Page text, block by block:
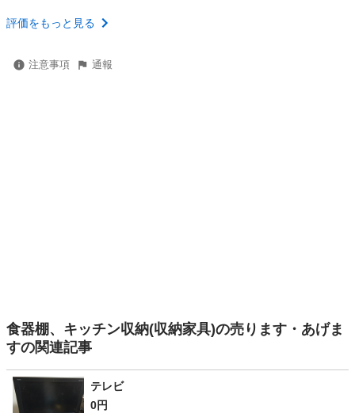
評価をもっと見る
注意事項 通報
食器棚、キッチン収納(収納家具)の売ります・あげま
すの関連記事
テレビ
0円